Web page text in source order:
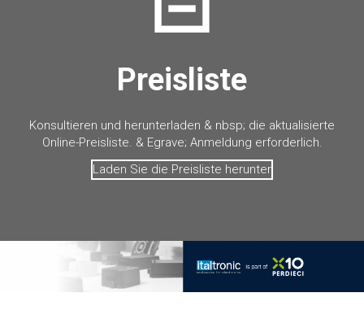
Preisliste
Konsultieren und herunterladen & nbsp; die aktualisierte
Online-Preisliste. & Egrave; Anmeldung erforderlich.
Laden Sie die Preisliste herunter